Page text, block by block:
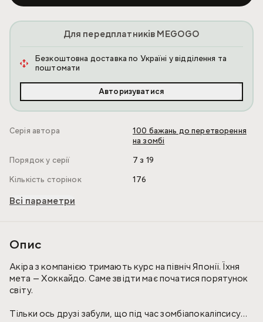
Для передплатників MEGOGO
Безкоштовна доставка по Україні у відділення та
поштомати
Авторизуватися
Серія автора
100 бажань до перетворення
на зомбі
Порядок у серії
7 з 19
Кількість сторінок
176
Всі параметри
Опис
Акіра з компанією тримають курс на північ Японії. Їхня
мета — Хоккайдо. Саме звідти має початися порятунок
світу.
Тільки ось друзі забули, що під час зомбіапокаліпсису